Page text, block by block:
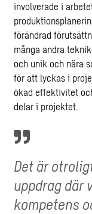
involverade i
förändrad
många andra
och unik och nära
för att lyckas i
ökad effektivitet
delar i projektet.
Det är
uppdrag där
kompetens